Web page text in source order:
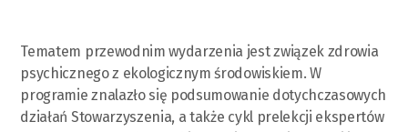
Tematem przewodnim wydarzenia jest związek zdrowia
psychicznego z ekologicznym środowiskiem. W
programie znalazło się podsumowanie dotychczasowych
działań Stowarzyszenia, a także cykl prelekcji ekspertów